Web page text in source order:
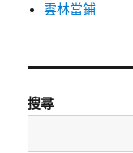
雲林當鋪
搜尋